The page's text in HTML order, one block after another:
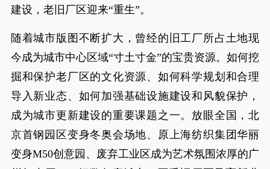
建设，老旧厂区迎来“重生”。
随着城市版图不断扩大，曾经的旧工厂所占土地现
今成为城市中心区域“寸土寸金”的宝贵资源。如何挖
掘和保护老厂区的文化资源、如何科学规划和合理
导入新业态、如何加强基础设施建设和风貌保护，
成为城市更新建设的重要课题之一。放眼全国，北
京首钢园区变身冬奥会场地、原上海纺织集团华丽
变身M50创意园、废弃工业区成为艺术氛围浓厚的广